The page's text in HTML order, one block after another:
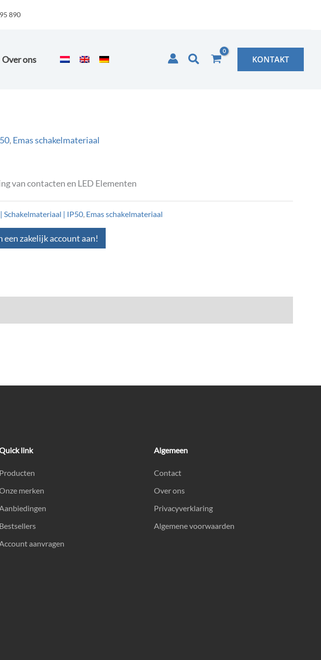
890
Over ons Zoeken KONTAKT
, Emas schakelmateriaal
van contacten en LED Elementen
Schakelmateriaal | IP50, Emas schakelmateriaal
zakelijk account aan!
link
Producten
merken
Bestsellers
aanvragen
Algemeen
Contact
Over ons
Privacyverklaring
Algemene voorwaarden